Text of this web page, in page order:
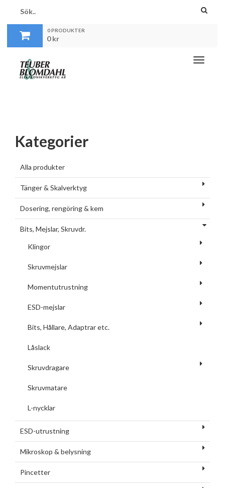
0 PRODUKTER
0kr
Toggle
Kategorier
Alla produkter
Tänger & Skalverktyg
Dosering, rengöring & kem
Bits, Mejslar, Skruvdr.
Klingor
Skruvmejslar
Momentutrustning
ESD-mejslar
Bits, Hållare, Adaptrar etc.
Låslack
Skruvdragare
Skruvmatare
L-nycklar
ESD-utrustning
Mikroskop & belysning
Pincetter